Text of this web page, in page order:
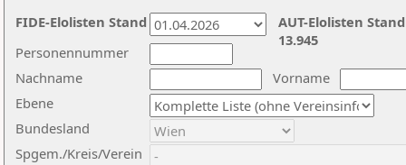
Nachname
Vorname
Ebene
Personennummer
Bundesland
Spgem./Kreis/Verein
AUT-Elolisten
13.945
FIDE-Elolisten Stand